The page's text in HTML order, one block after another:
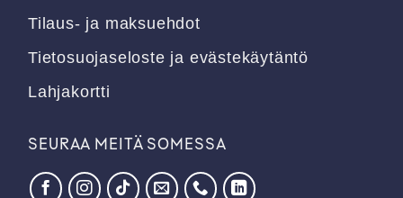
Tilaus- ja maksuehdot
Tietosuojaseloste ja evästekäytäntö
Lahjakortti
SEURAA MEITÄ SOMESSA